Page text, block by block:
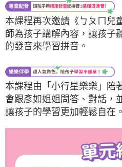
本課程再次邀請《ㄅㄆㄇ兒
師為孩子講解內容，讓孩子
的發音來學習拼音。
本課程由「小行星樂樂」陪
會跟彥如姐姐問答、對話，
讓孩子的學習更加輕鬆自在。